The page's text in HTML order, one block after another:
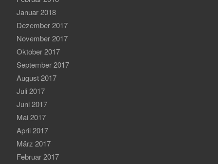
Januar 2018
Dezember 2017
November 2017
Oktober 2017
September 2017
August 2017
Juli 2017
Juni 2017
Mai 2017
April 2017
März 2017
Februar 2017